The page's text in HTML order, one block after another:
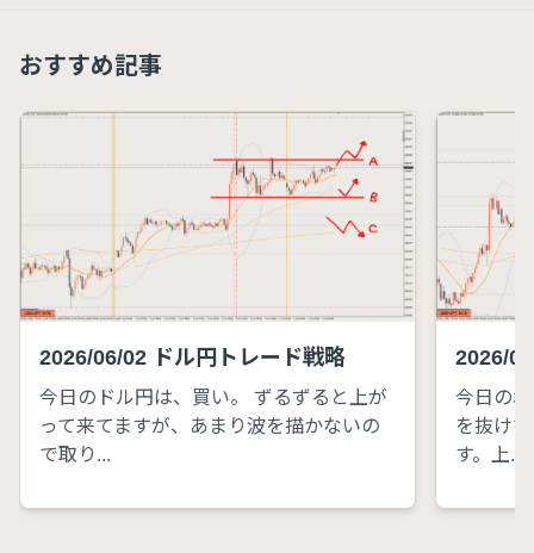
おすすめ記事
2026/06/02 ドル円トレード戦略
今日のドル円は、買い。 ずるずると上が
って来てますが、あまり波を描かないの
で取り...
2026/
今日の
を抜け
す。上...